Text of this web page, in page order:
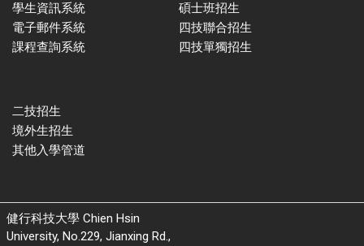
學生資訊系統
電子郵件系統
課程查詢系統
碩士班招生
四技聯合招生
四技單獨招生
二技招生
境外生招生
其他入學管道
健行科技大學 Chien Hsin
University, No.229, Jianxing Rd.,